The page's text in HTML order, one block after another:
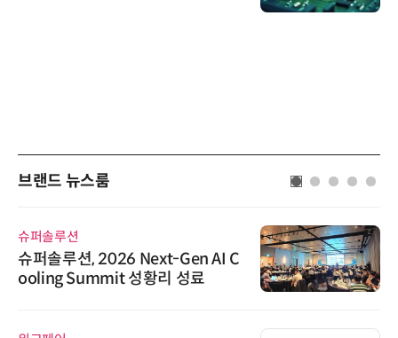
브랜드 뉴스룸
한국태양유전
태양유전, '안전·환경 보고서 202
6' 발간…2030년 SBT 수준 온실